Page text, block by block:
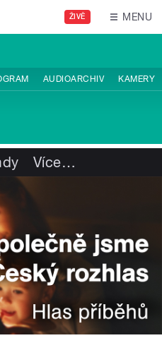
ŽIVĚ MENU
AUDIOARCHIV KAMERY
Více…